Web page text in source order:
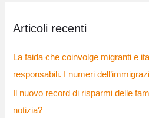
a
Articoli recenti
La faida che coinvolge migranti e
responsabili. I numeri
Il nuovo record di risparmi delle
notizia?